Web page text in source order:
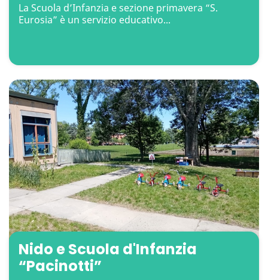
La Scuola d’Infanzia e sezione primavera “S.
Eurosia” è un servizio educativo...
Nido e Scuola d'Infanzia
“Pacinotti”